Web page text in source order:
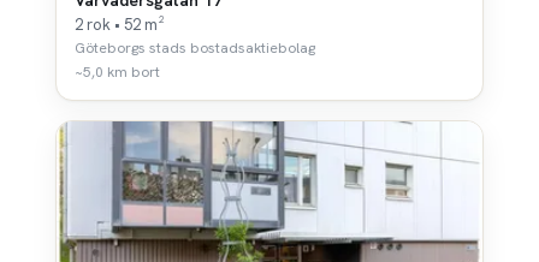
2 rok • 52 m²
Göteborgs stads bostadsaktiebolag
~5,0 km bort